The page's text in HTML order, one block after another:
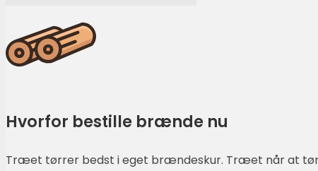
Hvorfor bestille brænde nu
Træet tørrer bedst i eget brændeskur. Træet når at